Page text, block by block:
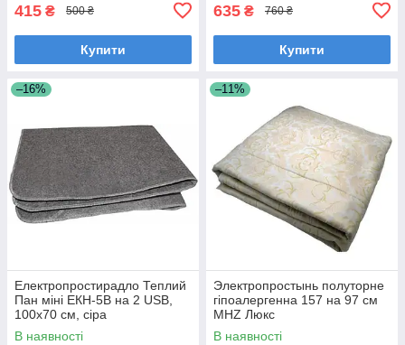
415 ₴ 500 ₴
Купити
635 ₴ 760 ₴
Купити
–16%
Електропростирадло Теплий
Пан міні ЕКН-5В на 2 USB,
100х70 см, сіра
В наявності
–11%
Электропростынь полуторне
гіпоалергенна 157 на 97 см
MHZ Люкс
В наявності